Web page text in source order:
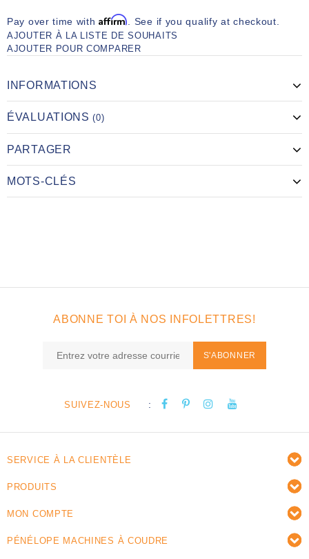
Pay over time withAffirm. See if you qualify at checkout.
AJOUTER À LA LISTE DE SOUHAITS
AJOUTER POUR COMPARER
INFORMATIONS
ÉVALUATIONS(0)
PARTAGER
MOTS-CLÉS
ABONNE TOI À NOS INFOLETTRES!
S'ABONNER
SUIVEZ-NOUS :
SERVICE À LA CLIENTÈLE
PRODUITS
MON COMPTE
PÉNÉLOPE MACHINES À COUDRE